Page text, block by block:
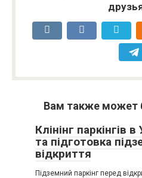
Вам также может
Клінінг паркінгів
та підготовка
відкриття
Підземний паркінг перед